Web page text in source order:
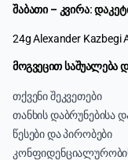
შაბათი – კვირა:
24g Alexander Kazbegi
მოგვეცით საშუალება
თქვენი შეკვეთები
თანხის დაბრუნებისა
წესები და პირობები